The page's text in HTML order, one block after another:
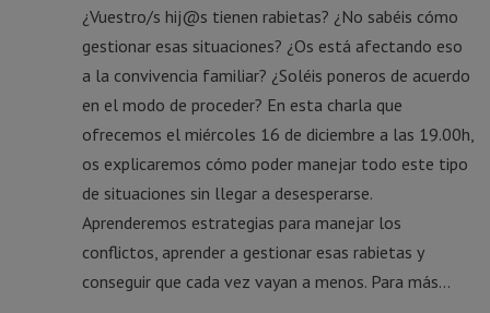
¿Vuestro/s hij@s tienen rabietas? ¿No sabéis cómo
gestionar esas situaciones? ¿Os está afectando eso
a la convivencia familiar? ¿Soléis poneros de acuerdo
en el modo de proceder? En esta charla que
ofrecemos el miércoles 16 de diciembre a las 19.00h,
os explicaremos cómo poder manejar todo este tipo
de situaciones sin llegar a desesperarse.
Aprenderemos estrategias para manejar los
conflictos, aprender a gestionar esas rabietas y
conseguir que cada vez vayan a menos. Para más...